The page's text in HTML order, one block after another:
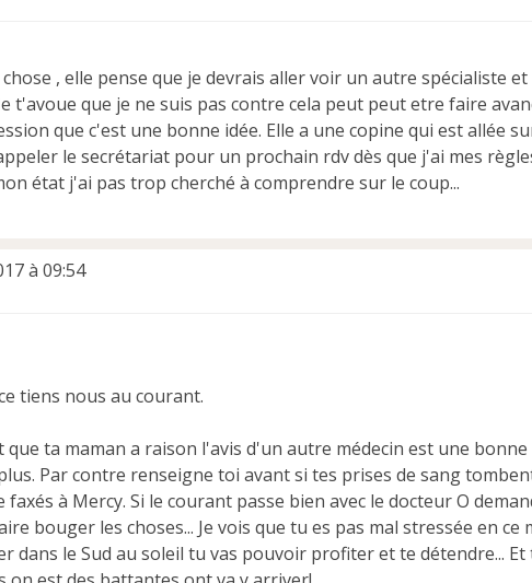
, elle pense que je devrais aller voir un autre spécialiste
t'avoue que je ne suis pas contre cela peut peut etre faire
que c'est une bonne idée. Elle a une copine qui est allée
le secrétariat pour un prochain rdv dès que j'ai mes
état j'ai pas trop cherché à comprendre sur le coup...
à 09:54
tiens nous au courant.
que ta maman a raison l'avis d'un autre médecin est une
Par contre renseigne toi avant si tes prises de sang
à Mercy. Si le courant passe bien avec le docteur O
bouger les choses... Je vois que tu es pas mal stressée en ce
dans le Sud au soleil tu vas pouvoir profiter et te détendre...